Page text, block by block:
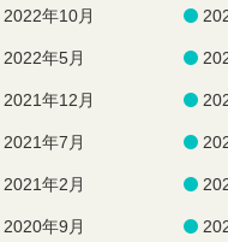
2022年10月
2022年5月
2021年12月
2021年7月
2021年2月
2020年9月